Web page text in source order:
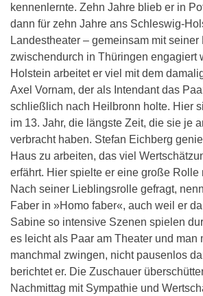
kennenlernte. Zehn Jahre blieb er in
dann für zehn Jahre ans Schleswig-
Landestheater – gemeinsam mit seiner
zwischendurch in Thüringen engagiert
Holstein arbeitet er viel mit dem
Axel Vornam, der als Intendant das
schließlich nach Heilbronn holte. Hier
im 13. Jahr, die längste Zeit, die sie je
verbracht haben. Stefan Eichberg
Haus zu arbeiten, das viel
erfährt. Hier spielte er eine große Rolle
Nach seiner Lieblingsrolle gefragt,
Faber in »Homo faber«, auch weil er
Sabine so intensive Szenen spielen
es leicht als Paar am Theater und man
manchmal zwingen, nicht pausenlos
berichtet er. Die Zuschauer
Nachmittag mit Sympathie und